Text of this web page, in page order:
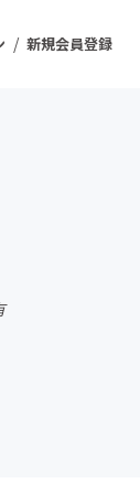
/ 新規会員登録